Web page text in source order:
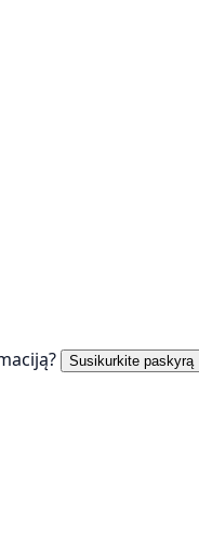
Susikurkite paskyrą